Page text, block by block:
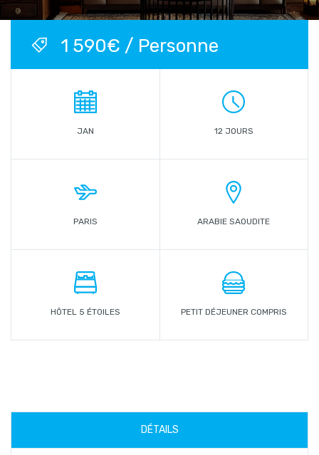
1 590€ / Personne
JAN 12 JOURS
PARIS ARABIE SAOUDITE
HÔTEL 5 ÉTOILES PETIT DÉJEUNER COMPRIS
DÉTAILS